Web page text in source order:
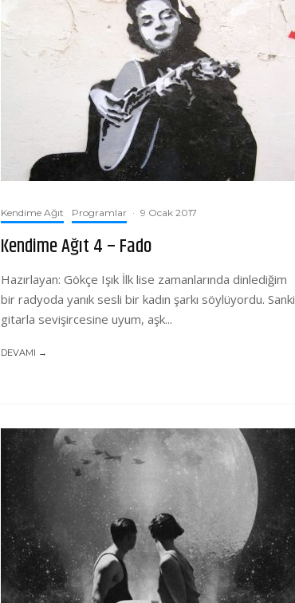
Kendime Ağıt Programlar · 9 Ocak 2017
Kendime Ağıt 4 – Fado
Hazırlayan: Gökçe Işık İlk lise zamanlarında dinlediğim
bir radyoda yanık sesli bir kadın şarkı söylüyordu. Sanki
gitarla sevişircesine uyum, aşk...
DEVAMI →